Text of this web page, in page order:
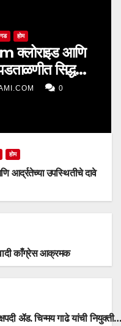
होम
क्लोराइड आणि
सिद्ध
0
होम
उपस्थितीचे दावे
काँग्रेस आक्रमक
ॲड. चिन्मय गाढे यांची नियुक्ती…